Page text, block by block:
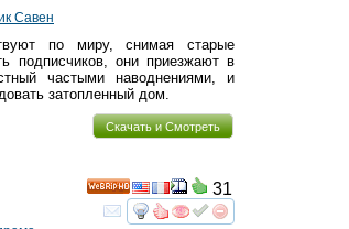
Савен
по миру, снимая старые
подписчиков, они приезжают в
частыми наводнениями, и
затопленный дом.
Скачать и Смотреть
смотретьинтересует
31